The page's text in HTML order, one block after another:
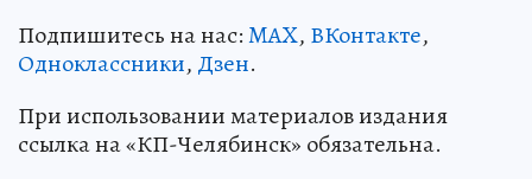
Подпишитесь на нас:MAX, ВКонтакте,
Одноклассники, Дзен.
При использовании материалов издания
ссылка на «КП-Челябинск» обязательна.